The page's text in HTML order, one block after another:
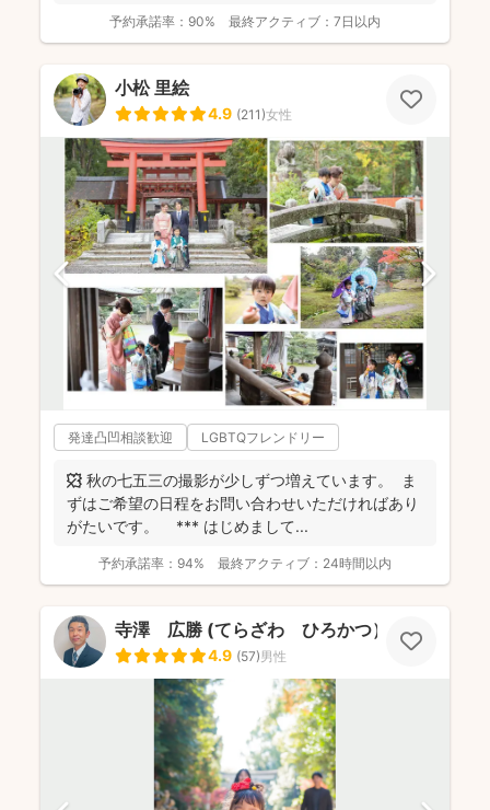
予約承諾率： 90% 最終アクティブ： 7日以内
小松 里絵
4.9 (211)女性
発達凸凹相談歓迎 LGBTQフレンドリー
🍁 秋の七五三の撮影が少しずつ増えています。 ま
ずはご希望の日程をお問い合わせいただければあり
がたいです。 *** はじめまして ...
予約承諾率： 94% 最終アクティブ： 24時間以内
寺澤 広勝 (てらざわ ひろかつ）
4.9 (57)男性